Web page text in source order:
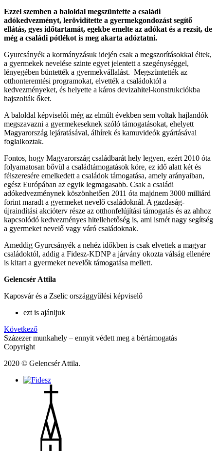
Ezzel szemben a baloldal megszüntette a családi
adókedvezményt, lerövidítette a gyermekgondozást segítő
ellátás, gyes időtartamát, egekbe emelte az adókat és a rezsit, de
még a családi pótlékot is meg akarta adóztatni.
Gyurcsányék a kormányzásuk idején csak a megszorításokkal éltek,
a gyermekek nevelése szinte egyet jelentett a szegénységgel,
lényegében büntették a gyermekvállalást. Megszüntették az
otthonteremtési programokat, elvették a családoktól a
kedvezményeket, és helyette a káros devizahitel-konstrukciókba
hajszolták őket.
A baloldal képviselői még az elmúlt években sem voltak hajlandók
megszavazni a gyermekeseknek szóló támogatásokat, ehelyett
Magyarország lejáratásával, álhírek és kamuvideók gyártásával
foglalkoztak.
Fontos, hogy Magyarország családbarát hely legyen, ezért 2010 óta
folyamatosan bővül a családtámogatások köre, ez idő alatt két és
félszeresére emelkedett a családok támogatása, amely arányaiban,
egész Európában az egyik legmagasabb. Csak a családi
adókedvezménynek köszönhetően 2011 óta majdnem 3000 milliárd
forint maradt a gyermeket nevelő családoknál. A gazdaság-
újraindítási akcióterv része az otthonfelújítási támogatás és az ahhoz
kapcsolódó kedvezményes hitellehetőség is, ami ismét nagy segítség
a gyermeket nevelő vagy váró családoknak.
Ameddig Gyurcsányék a nehéz időkben is csak elvettek a magyar
családoktól, addig a Fidesz-KDNP a járvány okozta válság ellenére
is kitart a gyermeket nevelők támogatása mellett.
Gelencsér Attila
Kaposvár és a Zselic országgyűlési képviselő
ezt is ajánljuk
Következő
Százezer munkahely – ennyit védett meg a bértámogatás
Copyright
2020 © Gelencsér Attila.